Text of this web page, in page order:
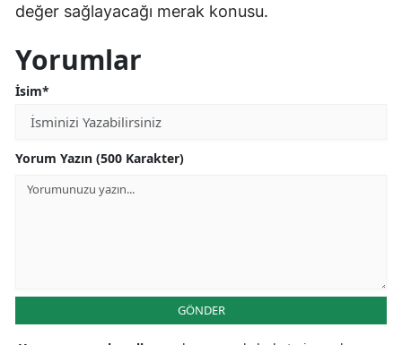
değer sağlayacağı merak konusu.
Yorumlar
İsim*
Yorum Yazın (500 Karakter)
GÖNDER